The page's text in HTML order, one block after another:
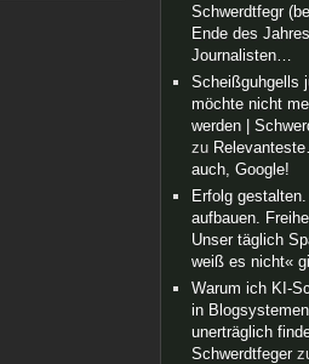
Schwerdtfegr
Ende des
Journalisten…
Scheißguhgells
möchte nicht
werden |
zu
auch, Google!
Erfolg
aufbauen.
Unser täglich
weiß es nicht«
Warum ich KI-
in Blogsystemen
unerträglich
Schwerdtfeger